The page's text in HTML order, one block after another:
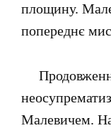
площину.
попереднє
Малевичем. На